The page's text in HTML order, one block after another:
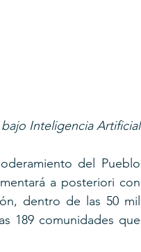
Inteligencia Artificial
del Pueblo
a posteriori con
dentro de las 50 mil
189 comunidades que